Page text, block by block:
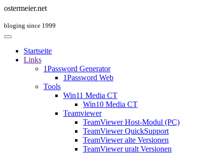
ostermeier.net
bloging since 1999
Startseite
Links
1Password Generator
1Password Web
Tools
Win11 Media CT
Win10 Media CT
Teamviewer
TeamViewer Host-Modul (PC)
TeamViewer QuickSupport
TeamViewer alte Versionen
TeamViewer uralt Versionen